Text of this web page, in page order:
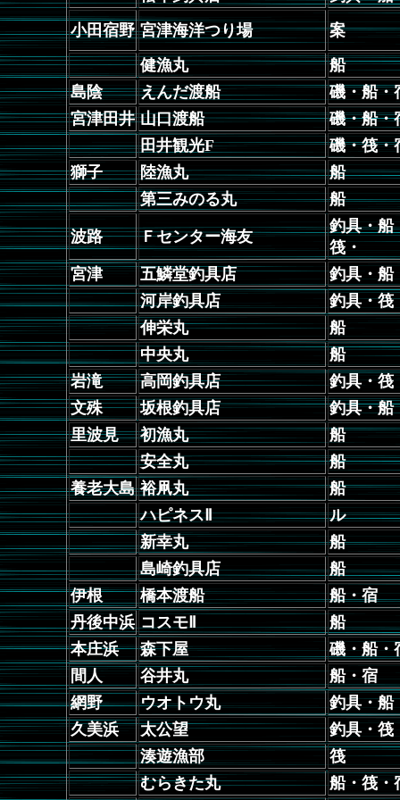
小田宿野 宮津海洋つり場
案
健漁丸
船
島陰
えんだ渡船
磯・船・
宮津田井 山口渡船
磯・船・
田井観光F
磯・筏・
獅子
陸漁丸
船
第三みのる丸
船
波路 Ｆセンター海友
釣具・船
筏・
宮津
五鱗堂釣具店
釣具・船
河岸釣具店
釣具・筏
伸栄丸
船
中央丸
船
岩滝
高岡釣具店
釣具・筏
文殊
坂根釣具店
釣具・船
里波見
初漁丸
船
安全丸
船
養老大島 裕凧丸
船
ハピネスⅡ
ル
新幸丸
船
島崎釣具店
船
伊根
橋本渡船
船・宿
丹後中浜 コスモⅡ
船
本庄浜
森下屋
磯・船・
間人
谷井丸
船・宿
網野
ウオトウ丸
釣具・船
久美浜
太公望
釣具・筏
湊遊漁部
筏
むらきた丸
船・筏・